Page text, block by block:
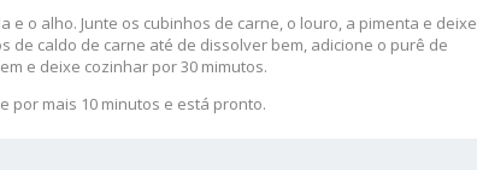
e o alho. Junte os cubinhos de carne, o louro, a pimenta e deixe
de caldo de carne até de dissolver bem, adicione o purê de
e deixe cozinhar por 30 mimutos.
por mais 10 minutos e está pronto.